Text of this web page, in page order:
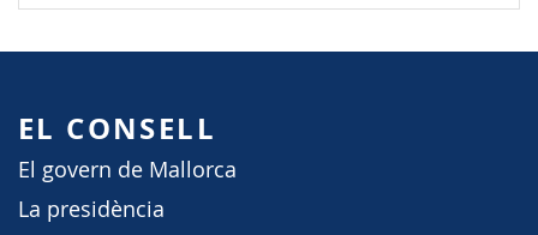
EL CONSELL
El govern de Mallorca
La presidència